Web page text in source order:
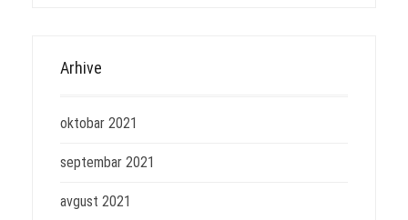
Arhive
oktobar 2021
septembar 2021
avgust 2021